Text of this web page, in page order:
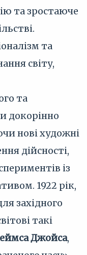
та зростаюче
та
світу,
та
докорінно
нові художні
дійсності,
із
1922 рік,
західного
такі
Джойса,